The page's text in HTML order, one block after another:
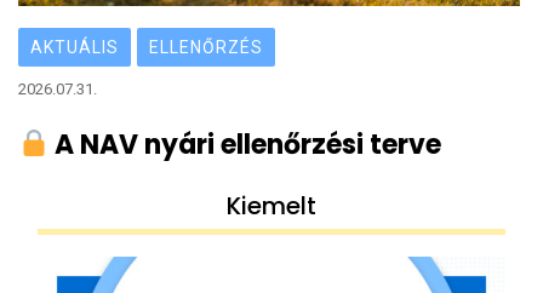
AKTUÁLIS ELLENŐRZÉS
2026.07.31.
A NAV nyári ellenőrzési terve
Kiemelt